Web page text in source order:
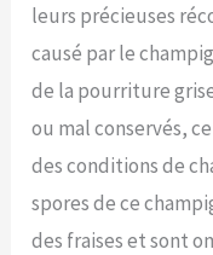
leurs précieuses
causé par le
de la pourriture
ou mal conservés,
des conditions de
spores de ce
des fraises et sont